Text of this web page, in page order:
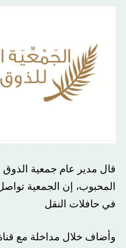
قال مدير عام جمعية الذوق
المحبوب، إن الجمعية
في حافلات النقل
وأضاف خلال مداخلة مع قناة